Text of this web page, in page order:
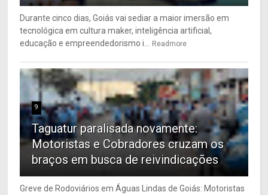
Durante cinco dias, Goiás vai sediar a maior imersão em
tecnológica em cultura maker, inteligência artificial,
educação e empreendedorismo i...
Readmore
9
Taguatur paralisada novamente:
Motoristas e Cobradores cruzam os
braços em busca de reivindicações
Greve de Rodoviários em Águas Lindas de Goiás: Motoristas